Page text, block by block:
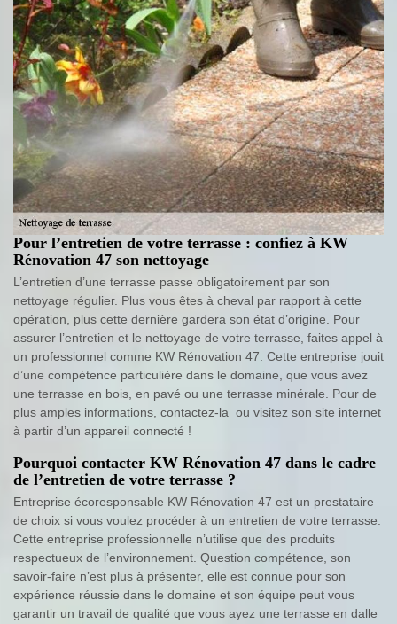
Pour l’entretien de votre terrasse : confiez à KW
Rénovation 47 son nettoyage
L’entretien d’une terrasse passe obligatoirement par son
nettoyage régulier. Plus vous êtes à cheval par rapport à cette
opération, plus cette dernière gardera son état d’origine. Pour
assurer l’entretien et le nettoyage de votre terrasse, faites appel à
un professionnel comme KW Rénovation 47. Cette entreprise jouit
d’une compétence particulière dans le domaine, que vous avez
une terrasse en bois, en pavé ou une terrasse minérale. Pour de
plus amples informations, contactez-la ou visitez son site internet
à partir d’un appareil connecté !
Pourquoi contacter KW Rénovation 47 dans le cadre
de l’entretien de votre terrasse ?
Entreprise écoresponsable KW Rénovation 47 est un prestataire
de choix si vous voulez procéder à un entretien de votre terrasse.
Cette entreprise professionnelle n’utilise que des produits
respectueux de l’environnement. Question compétence, son
savoir-faire n’est plus à présenter, elle est connue pour son
expérience réussie dans le domaine et son équipe peut vous
garantir un travail de qualité que vous ayez une terrasse en dalle